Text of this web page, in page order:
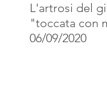
L'artrosi del
"toccata con
06/09/2020